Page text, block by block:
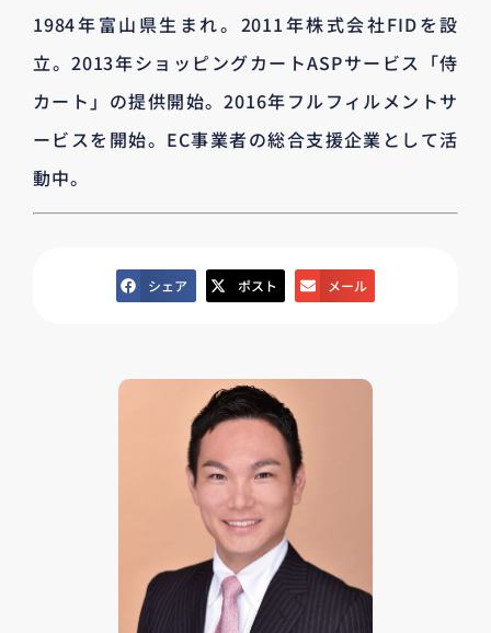
1984年富山県生まれ。2011年株式会社FIDを設
立。2013年ショッピングカートASPサービス「侍
カート」の提供開始。2016年フルフィルメントサ
ービスを開始。EC事業者の総合支援企業として活
動中。
シェア ポスト メール